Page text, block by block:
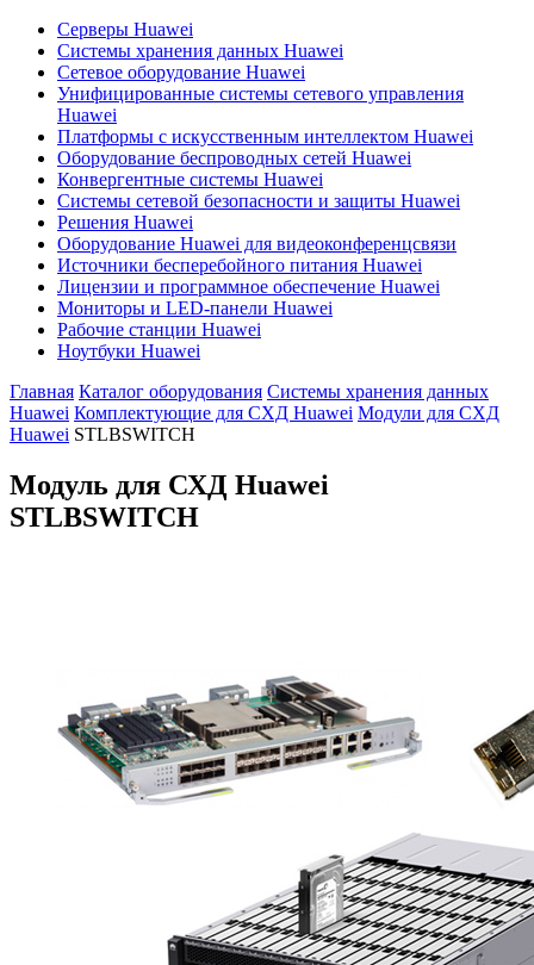
Серверы Huawei
Системы хранения данных Huawei
Сетевое оборудование Huawei
Унифицированные системы сетевого управления
Huawei
Платформы с искусственным интеллектом Huawei
Оборудование беспроводных сетей Huawei
Конвергентные системы Huawei
Системы сетевой безопасности и защиты Huawei
Решения Huawei
Оборудование Huawei для видеоконференцсвязи
Источники бесперебойного питания Huawei
Лицензии и программное обеспечение Huawei
Мониторы и LED-панели Huawei
Рабочие станции Huawei
Ноутбуки Huawei
Главная Каталог оборудования Системы хранения данных
Huawei Комплектующие для СХД Huawei Модули для СХД
Huawei STLBSWITCH
Модуль для СХД Huawei
STLBSWITCH